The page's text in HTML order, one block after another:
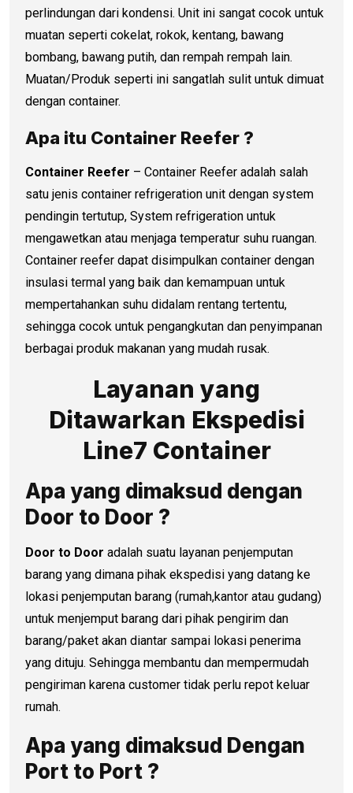
perlindungan dari kondensi. Unit ini sangat cocok untuk
muatan seperti cokelat, rokok, kentang, bawang
bombang, bawang putih, dan rempah rempah lain.
Muatan/Produk seperti ini sangatlah sulit untuk dimuat
dengan container.
Apa itu Container Reefer ?
Container Reefer – Container Reefer adalah salah
satu jenis container refrigeration unit dengan system
pendingin tertutup, System refrigeration untuk
mengawetkan atau menjaga temperatur suhu ruangan.
Container reefer dapat disimpulkan container dengan
insulasi termal yang baik dan kemampuan untuk
mempertahankan suhu didalam rentang tertentu,
sehingga cocok untuk pengangkutan dan penyimpanan
berbagai produk makanan yang mudah rusak.
Layanan yang
Ditawarkan Ekspedisi
Line7 Container
Apa yang dimaksud dengan
Door to Door ?
Door to Door adalah suatu layanan penjemputan
barang yang dimana pihak ekspedisi yang datang ke
lokasi penjemputan barang (rumah,kantor atau gudang)
untuk menjemput barang dari pihak pengirim dan
barang/paket akan diantar sampai lokasi penerima
yang dituju. Sehingga membantu dan mempermudah
pengiriman karena customer tidak perlu repot keluar
rumah.
Apa yang dimaksud Dengan
Port to Port ?